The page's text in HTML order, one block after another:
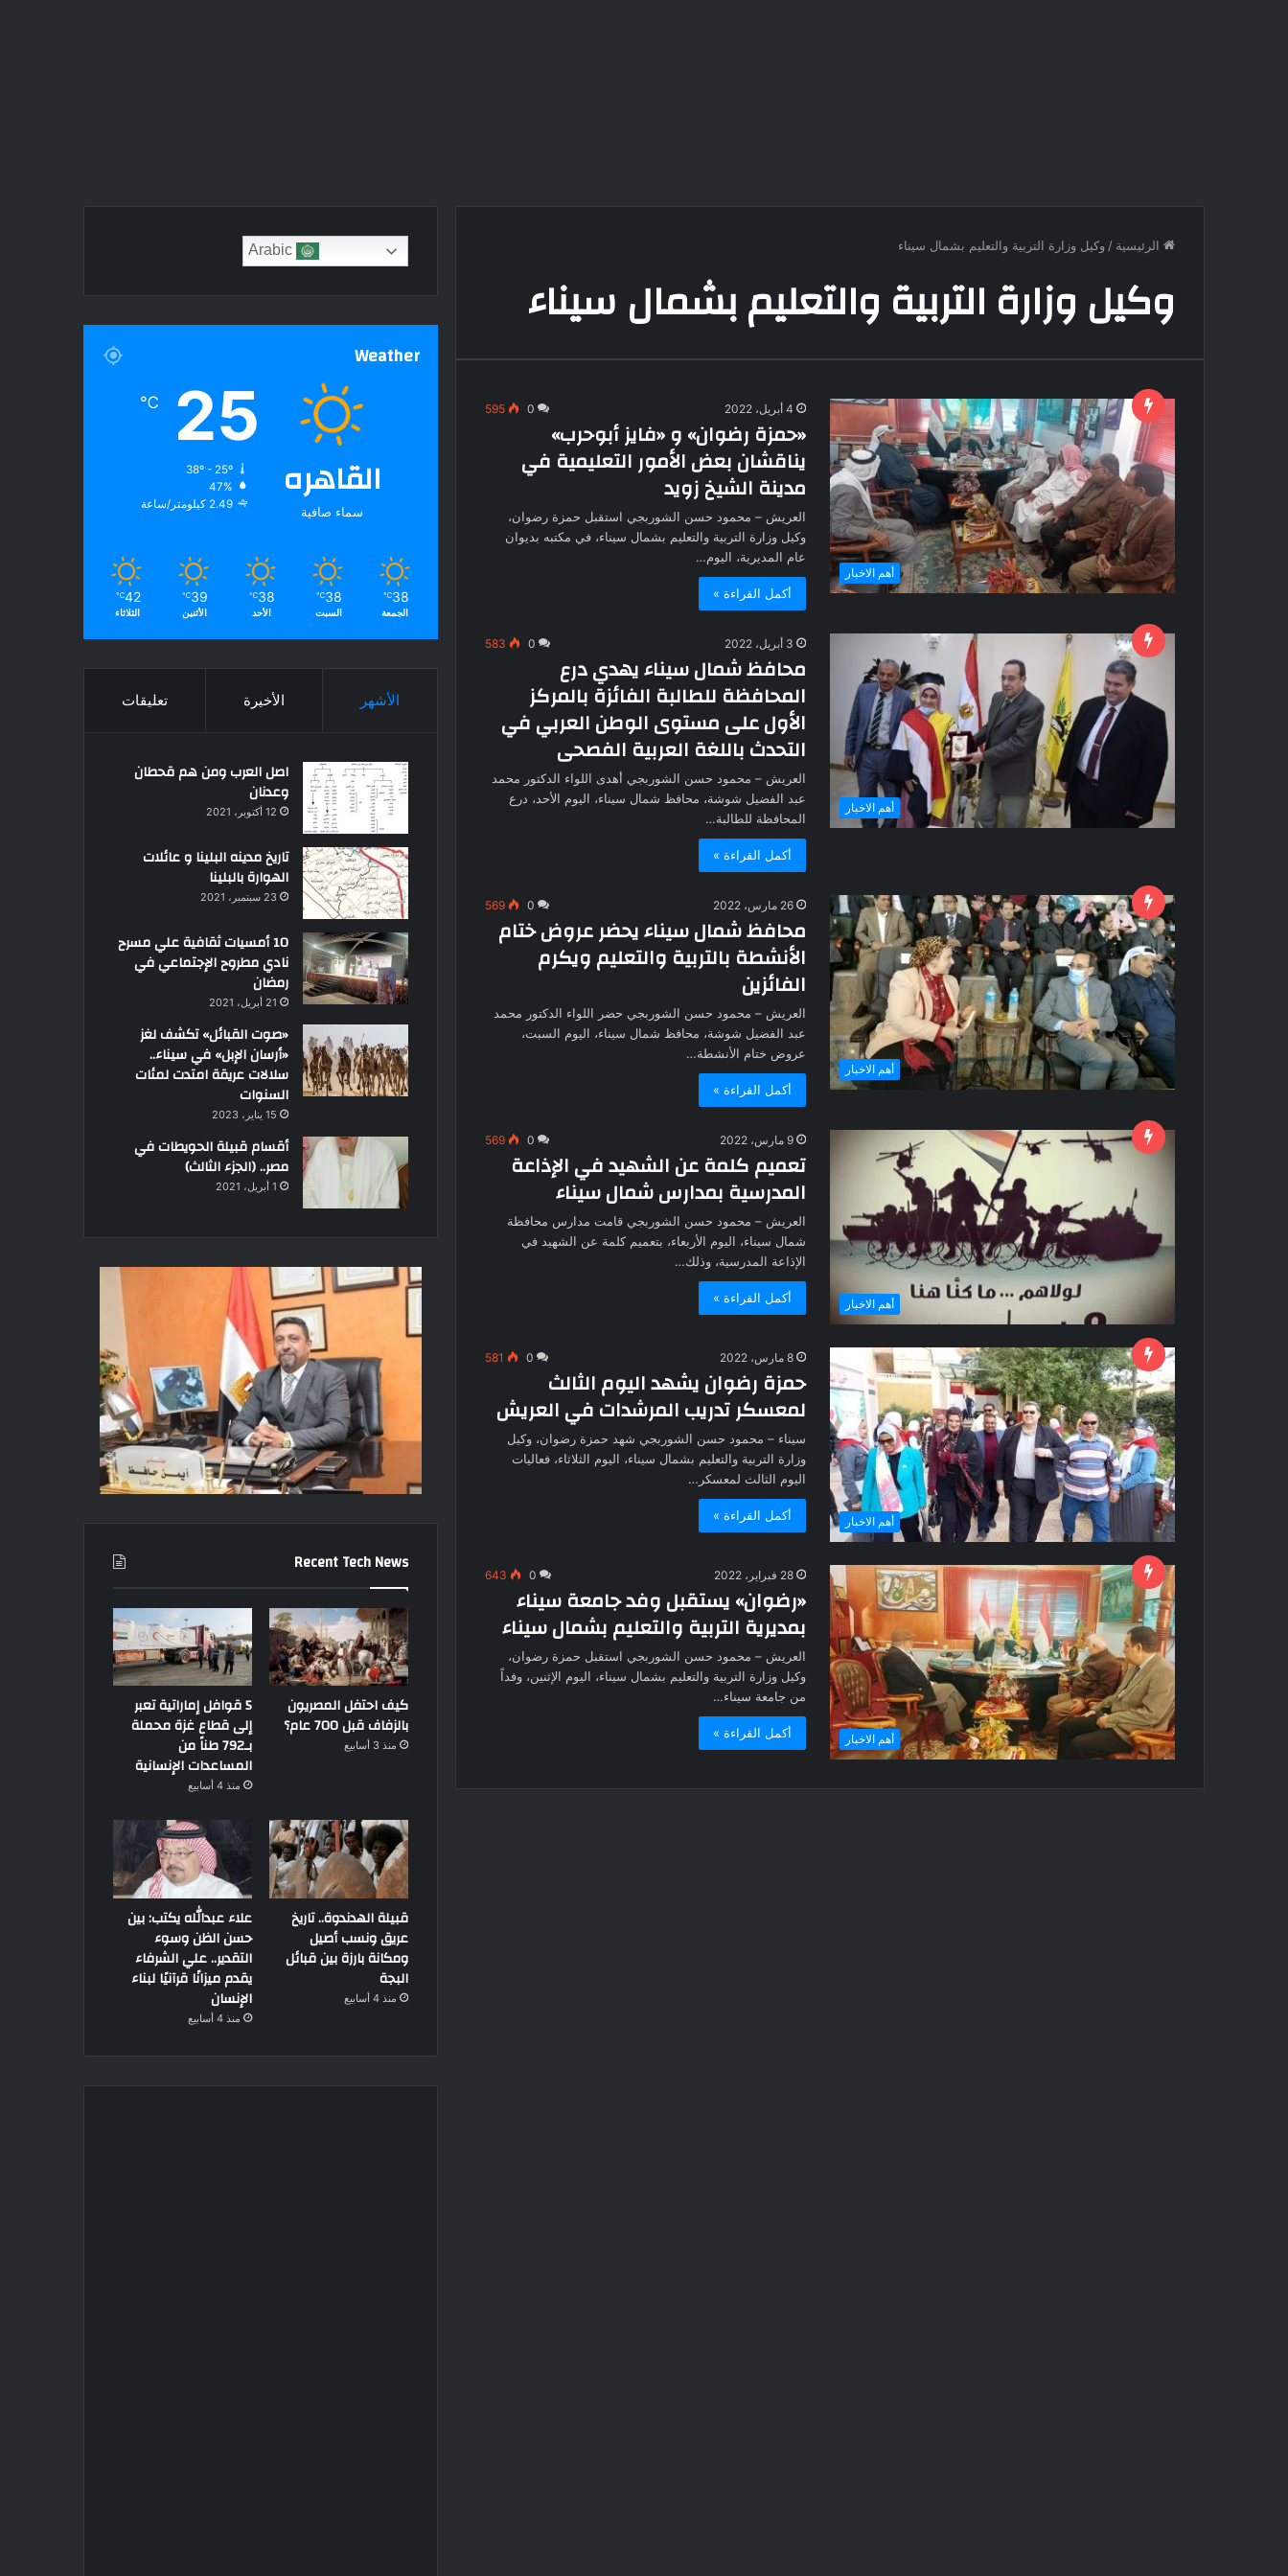
الرئيسية / وكيل وزارة التربية والتعليم بشمال سيناء
وكيل وزارة التربية والتعليم بشمال سيناء
أهم الاخبار
4 أبريل، 2022 0
595
«حمزة رضوان» و «فايز أبوحرب»
يناقشان بعض الأمور التعليمية في
مدينة الشيخ زويد
العريش – محمود حسن الشوربجي استقبل حمزة رضوان،
وكيل وزارة التربية والتعليم بشمال سيناء، في مكتبه بديوان
عام المديرية، اليوم…
أكمل القراءة »
أهم الاخبار
3 أبريل، 2022 0
583
محافظ شمال سيناء يهدي درع
المحافظة للطالبة الفائزة بالمركز
الأول على مستوى الوطن العربي في
التحدث باللغة العربية الفصحى
العريش – محمود حسن الشوربجي أهدى اللواء الدكتور محمد
عبد الفضيل شوشة، محافظ شمال سيناء، اليوم الأحد، درع
المحافظة للطالبة…
أكمل القراءة »
أهم الاخبار
26 مارس، 2022 0
569
محافظ شمال سيناء يحضر عروض ختام
الأنشطة بالتربية والتعليم ويكرم
الفائزين
العريش – محمود حسن الشوربجي حضر اللواء الدكتور محمد
عبد الفضيل شوشة، محافظ شمال سيناء، اليوم السبت،
عروض ختام الأنشطة…
أكمل القراءة »
أهم الاخبار
9 مارس، 2022 0
569
تعميم كلمة عن الشهيد في الإذاعة
المدرسية بمدارس شمال سيناء
العريش – محمود حسن الشوربجي قامت مدارس محافظة
شمال سيناء، اليوم الأربعاء، بتعميم كلمة عن الشهيد في
الإذاعة المدرسية، وذلك…
أكمل القراءة »
أهم الاخبار
8 مارس، 2022 0
581
حمزة رضوان يشهد اليوم الثالث
لمعسكر تدريب المرشدات في العريش
سيناء – محمود حسن الشوربجي شهد حمزة رضوان، وكيل
وزارة التربية والتعليم بشمال سيناء، اليوم الثلاثاء، فعاليات
اليوم الثالث لمعسكر…
أكمل القراءة »
أهم الاخبار
28 فبراير، 2022 0
643
«رضوان» يستقبل وفد جامعة سيناء
بمديرية التربية والتعليم بشمال سيناء
العريش – محمود حسن الشوربجي استقبل حمزة رضوان،
وكيل وزارة التربية والتعليم بشمال سيناء، اليوم الإثنين، وفداً
من جامعة سيناء…
أكمل القراءة »
Arabic
Weather
القاهره
سماء صافية
25
℃
38º - 25º
47%
2.49 كيلومتر/ساعة
38
℃
الجمعة
38
℃
السبت
38
℃
الأحد
39
℃
الأثنين
42
℃
الثلاثاء
الأشهر الأخيرة تعليقات
اصل العرب ومن هم قحطان
وعدنان
12 أكتوبر، 2021
تاريخ مدينه البلينا و عائلات
الهوارة بالبلينا
23 سبتمبر، 2021
10 أمسيات ثقافية علي مسرح
نادي مطروح الإجتماعي في
رمضان
21 أبريل، 2021
«صوت القبائل» تكشف لغز
«أرسان الإبل» في سيناء..
سلالات عريقة امتدت لمئات
السنوات
15 يناير، 2023
أقسام قبيلة الحويطات في
مصر.. (الجزء الثالث)
1 أبريل، 2021
Recent Tech News
كيف احتفل المصريون
بالزفاف قبل 700 عام؟
منذ 3 أسابيع
5 قوافل إماراتية تعبر
إلى قطاع غزة محملة
بـ792 طناً من
المساعدات الإنسانية
منذ 4 أسابيع
قبيلة الهدندوة.. تاريخ
عريق ونسب أصيل
ومكانة بارزة بين قبائل
البجة
منذ 4 أسابيع
علاء عبدالله يكتب: بين
حسن الظن وسوء
التقدير.. علي الشرفاء
يقدم ميزانًا قرآنيًا لبناء
الإنسان
منذ 4 أسابيع